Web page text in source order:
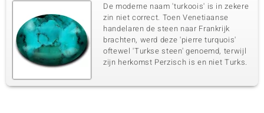
De moderne naam 'turkoois' is in zekere
zin niet correct. Toen Venetiaanse
handelaren de steen naar Frankrijk
brachten, werd deze 'pierre turquois'
oftewel 'Turkse steen' genoemd, terwijl
zijn herkomst Perzisch is en niet Turks.